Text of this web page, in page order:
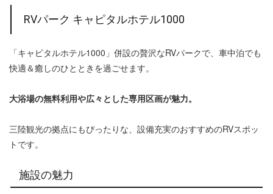
RVパーク キャピタルホテル1000
「キャピタルホテル1000」併設の贅沢なRVパークで、車中泊でも
快適＆癒しのひとときを過ごせます。
大浴場の無料利用や広々とした専用区画が魅力。
三陸観光の拠点にもぴったりな、設備充実のおすすめのRVスポッ
トです。
施設の魅力